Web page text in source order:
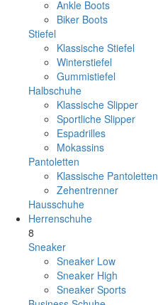
Ankle Boots
Biker Boots
Stiefel
Klassische Stiefel
Winterstiefel
Gummistiefel
Halbschuhe
Klassische Slipper
Sportliche Slipper
Espadrilles
Mokassins
Pantoletten
Klassische Pantoletten
Zehentrenner
Hausschuhe
Herrenschuhe
8
Sneaker
Sneaker Low
Sneaker High
Sneaker Sports